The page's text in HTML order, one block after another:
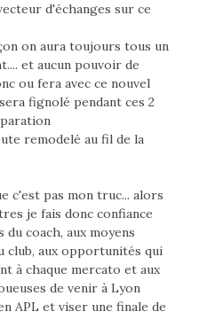
d'échanges sur ce
on aura toujours tous un
et aucun pouvoir de
ou fera avec ce nouvel
fignolé pendant ces 2
remodelé au fil de la
c'est pas mon truc... alors
je fais donc confiance
du coach, aux moyens
club, aux opportunités qui
à chaque mercato et aux
de venir à Lyon
APL et viser une finale de